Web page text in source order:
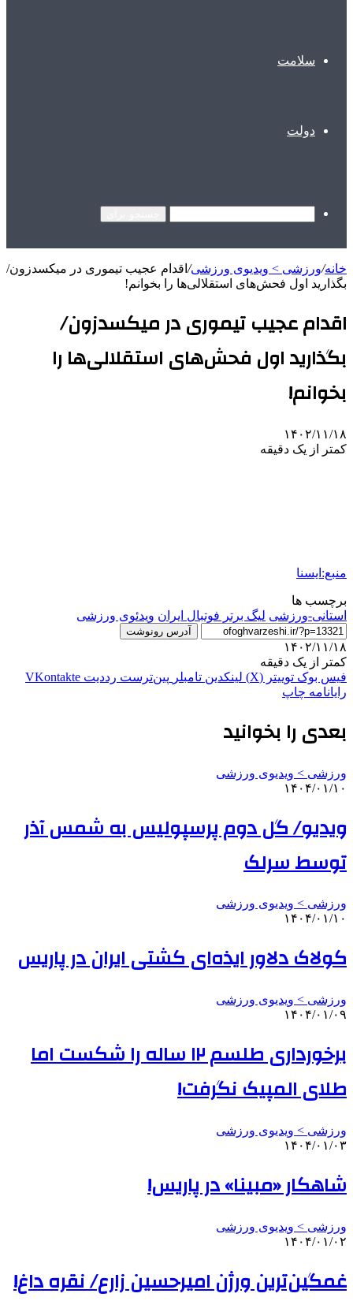
سلامت
دولت
خانه/ورزشی > ویدیوی ورزشی/ اقدام عجیب تیموری در میکسدزون/
بگذارید اول فحش‌های استقلالی‌ها را بخوانم!
اقدام عجیب تیموری در میکسدزون/
بگذارید اول فحش‌های استقلالی‌ها را
بخوانم!
۱۴۰۲/۱۱/۱۸
کمتر از یک دقیقه
منبع:ایسنا
برچسب ها
استانی-ورزشی ليگ برتر فوتبال ایران ویدئوی ورزشی
آدرس رونوشت
۱۴۰۲/۱۱/۱۸
کمتر از یک دقیقه
فیس بوک توییتر (X) لینکدین ‫تامبلر ‫پین‌ترست ‫رددیت ‫VKontakte
رایانامه چاپ
بعدی را بخوانید
ورزشی > ویدیوی ورزشی
۱۴۰۴/۰۱/۱۰
ویدیو/ گل دوم پرسپولیس به شمس آذر
توسط سرلک
ورزشی > ویدیوی ورزشی
۱۴۰۴/۰۱/۱۰
کولاک دلاور ایذه‌ای کشتی ایران در پاریس
ورزشی > ویدیوی ورزشی
۱۴۰۴/۰۱/۰۹
برخورداری طلسم ۱۲ ساله را شکست اما
طلای المپیک نگرفت!
ورزشی > ویدیوی ورزشی
۱۴۰۴/۰۱/۰۳
شاهکار «مبینا» در پاریس!
ورزشی > ویدیوی ورزشی
۱۴۰۴/۰۱/۰۲
غمگین‌ترین ورژن امیرحسین زارع/ نقره داغ!